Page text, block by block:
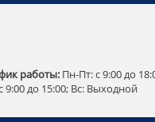
работы: Пн-Пт: c 9:00 до
9:00 до 15:00; Вс: Выходной